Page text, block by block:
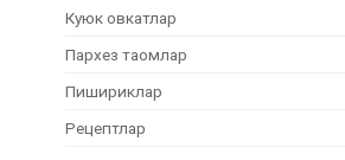
Куюк овкатлар
Пархез таомлар
Пишириклар
Рецептлар